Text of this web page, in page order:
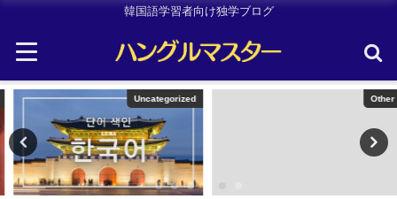
韓国語学習者向け独学ブログ
Uncategorized Other